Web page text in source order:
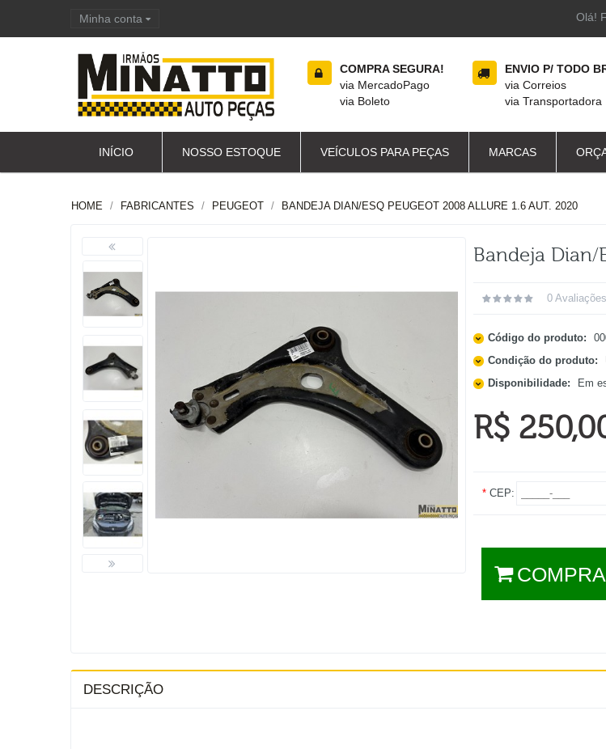
Minha conta Olá!
COMPRA SEGURA!
via MercadoPago
via Boleto
ENVIO P/ TODO
via Correios
via Transportadora
INÍCIO NOSSO ESTOQUE VEÍCULOS PARA PEÇAS MARCAS
HOME FABRICANTES PEUGEOT BANDEJA DIAN/ESQ PEUGEOT 2008 ALLURE 1.6 AUT. 2020
Bandeja Dian/
0 Avaliações
Código do produto:
Condição do produto:
Disponibilidade:
Em
R$
*CEP:
DESCRIÇÃO